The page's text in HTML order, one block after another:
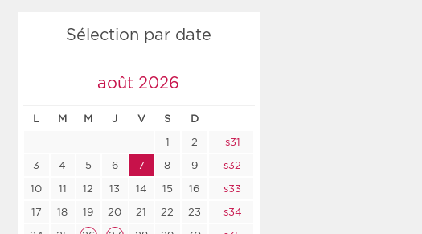
Sanitaire
Chronologique
Inversé
Sélection par date
août 2026
L M M J V S D
1 2
s31
3
4 5 6 7 8 9
s32
10
11 12 13 14 15 16
s33
17
18 19 20 21 22 23
s34